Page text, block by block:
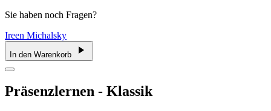
Sie haben noch Fragen?
Ireen Michalsky
In den Warenkorb
Präsenzlernen - Klassik